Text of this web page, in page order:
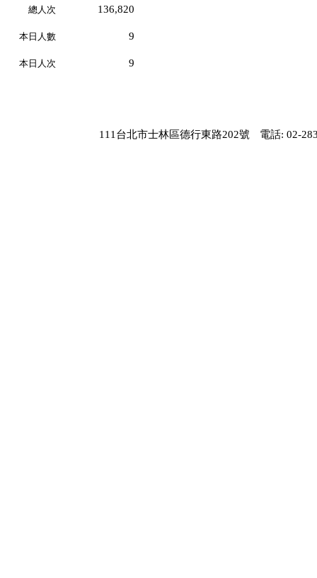
總人次 136,820
本日人數 9
本日人次 9
111台北市士林區德行東路202號 電話: 02-